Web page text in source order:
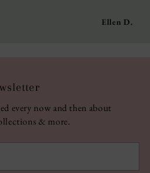
Ellen D.
every now and then about
& more.